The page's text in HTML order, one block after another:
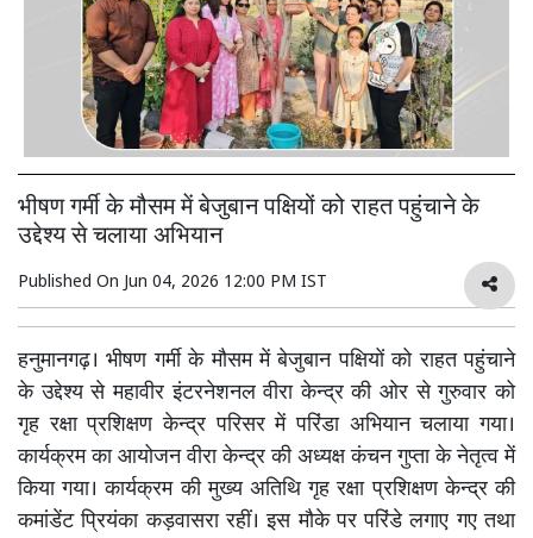
भीषण गर्मी के मौसम में बेजुबान पक्षियों को राहत पहुंचाने के
उद्देश्य से चलाया अभियान
Published On Jun 04, 2026 12:00 PM IST
हनुमानगढ़। भीषण गर्मी के मौसम में बेजुबान पक्षियों को राहत पहुंचाने
के उद्देश्य से महावीर इंटरनेशनल वीरा केन्द्र की ओर से गुरुवार को
गृह रक्षा प्रशिक्षण केन्द्र परिसर में परिंडा अभियान चलाया गया।
कार्यक्रम का आयोजन वीरा केन्द्र की अध्यक्ष कंचन गुप्ता के नेतृत्व में
किया गया। कार्यक्रम की मुख्य अतिथि गृह रक्षा प्रशिक्षण केन्द्र की
कमांडेंट प्रियंका कड़वासरा रहीं। इस मौके पर परिंडे लगाए गए तथा